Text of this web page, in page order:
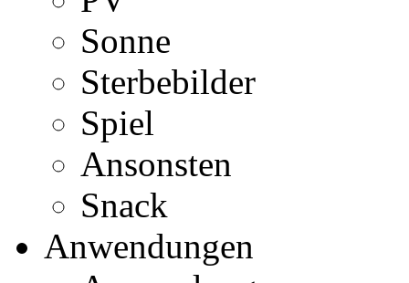
Sonne
Sterbebilder
Spiel
Ansonsten
Snack
Anwendungen